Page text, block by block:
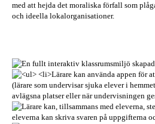
med att hejda det moraliska förfall som
och ideella lokalorganisationer.